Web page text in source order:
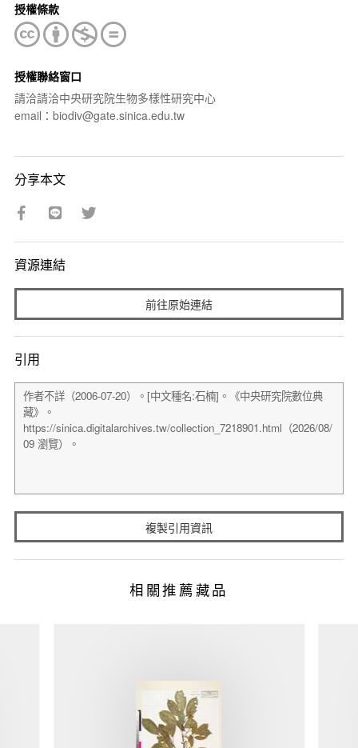
授權條款
授權聯絡窗口
請洽請洽中央研究院生物多樣性研究中心
email：biodiv@gate.sinica.edu.tw
分享本文
資源連結
前往原始連結
引用
複製引用資訊
相關推薦藏品